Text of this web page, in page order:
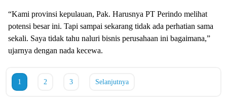
“Kami provinsi kepulauan, Pak. Harusnya PT Perindo melihat
potensi besar ini. Tapi sampai sekarang tidak ada perhatian sama
sekali. Saya tidak tahu naluri bisnis perusahaan ini bagaimana,”
ujarnya dengan nada kecewa.
1 2 3 Selanjutnya